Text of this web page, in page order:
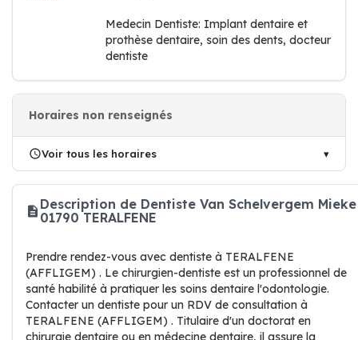
Medecin Dentiste: Implant dentaire et
prothèse dentaire, soin des dents, docteur
dentiste
Horaires non renseignés
Voir tous les horaires
Description de Dentiste Van Schelvergem Mieke
01790 TERALFENE
Prendre rendez-vous avec dentiste à TERALFENE
(AFFLIGEM) . Le chirurgien-dentiste est un professionnel de
santé habilité à pratiquer les soins dentaire l'odontologie.
Contacter un dentiste pour un RDV de consultation à
TERALFENE (AFFLIGEM) . Titulaire d'un doctorat en
chirurgie dentaire ou en médecine dentaire, il assure la